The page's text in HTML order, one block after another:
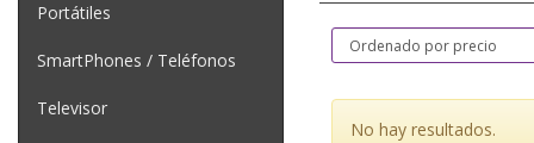
Portátiles
SmartPhones / Teléfonos
Televisor
No hay resultados.